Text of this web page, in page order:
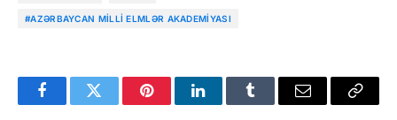
#AZƏRBAYCAN MILLI ELMLƏR AKADEMIYASI
FacebookTwitter PinterestLinkedInTumblr Email
Copy